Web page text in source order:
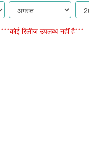
***कोई रिलीज उपलब्ध नहीं है***